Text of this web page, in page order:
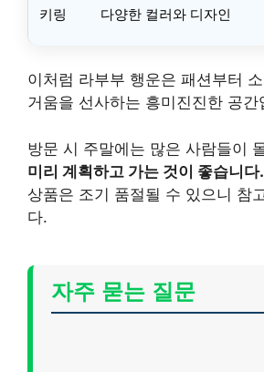
키링 다양한 컬러와 디자인
이처럼 라부부 행운은 패션부터
거움을 선사하는 흥미진진한 공간
방문 시 주말에는 많은 사람들이
미리 계획하고 가는 것이 좋습니다.
상품은 조기 품절될 수 있으니 참
다.
자주 묻는 질문